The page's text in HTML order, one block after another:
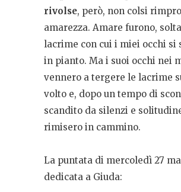
rivolse, però, non colsi
amarezza. Amare furono,
lacrime con cui i miei occhi si
in pianto. Ma i suoi occhi nei
vennero a tergere le lacrime
volto e, dopo un tempo di
scandito da silenzi e
rimisero in cammino.
La puntata di mercoledì 27
dedicata a Giuda: